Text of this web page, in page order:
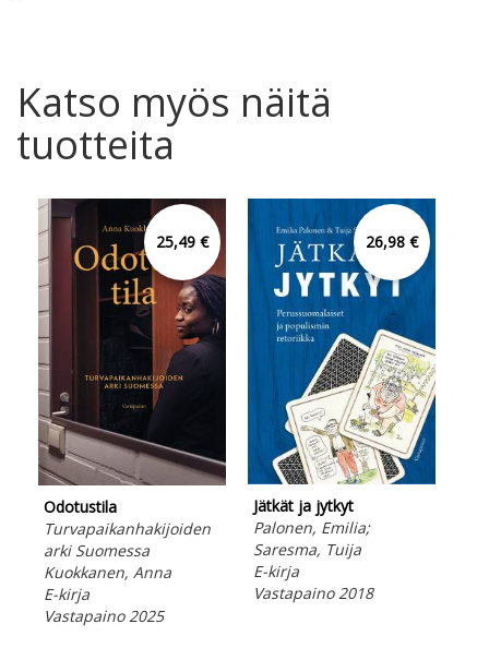
Katso myös näitä
tuotteita
25,49 €
Odotustila
Turvapaikanhakijoiden
arki Suomessa
Kuokkanen, Anna
E-kirja
Vastapaino 2025
26,98 €
Jätkät ja jytkyt
Palonen, Emilia;
Saresma, Tuija
E-kirja
Vastapaino 2018